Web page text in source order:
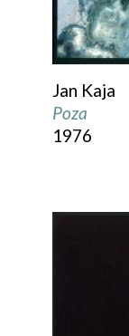
Jan Kaja
Poza
1976